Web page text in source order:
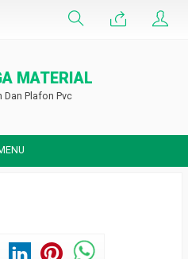
MATERIAL
Dan Plafon Pvc